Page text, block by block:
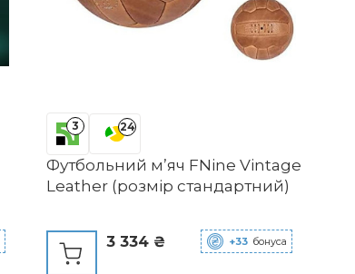
3 24
Футбольний м’яч FNine Vintage
Leather (розмір стандартний)
3 334 ₴ +33 бонуса